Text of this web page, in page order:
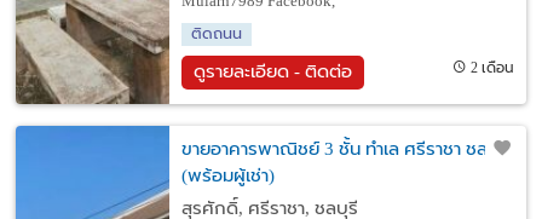
ติดถนน
ดูรายละเอียด - ติดต่อ 2 เดือน
ขายอาคารพาณิชย์ 3 ชั้น ทำเล ศรีราชา ชลบุรี
(พร้อมผู้เช่า)
สุรศักดิ์, ศรีราชา, ชลบุรี